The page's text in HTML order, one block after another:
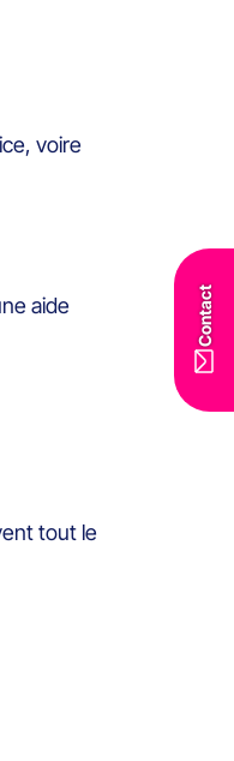
Contact
voire
aide
tout le